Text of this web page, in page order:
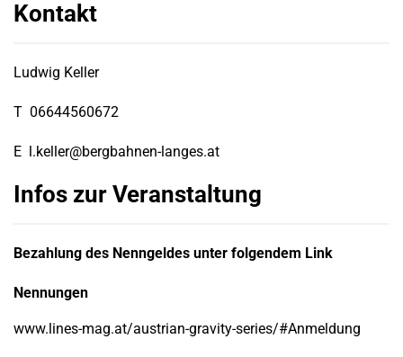
Kontakt
Ludwig Keller
T 06644560672
E l.keller@bergbahnen-langes.at
Infos zur Veranstaltung
Bezahlung des Nenngeldes unter folgendem Link
Nennungen
www.lines-mag.at/austrian-gravity-series/#Anmeldung